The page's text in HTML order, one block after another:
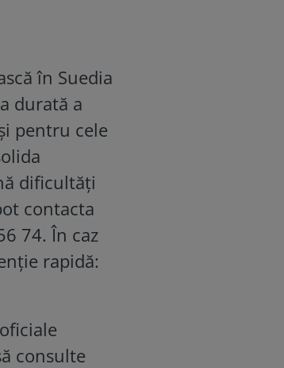
în Suedia
durată a
pentru cele
dificultăți
contacta
74. În caz
rapidă:
consulte